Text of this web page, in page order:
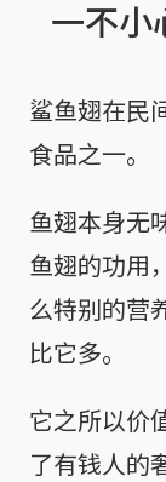
一不小
鲨鱼翅在民
食品之一。
鱼翅本身无
鱼翅的功用
么特别的营
比它多。
它之所以价
了有钱人的